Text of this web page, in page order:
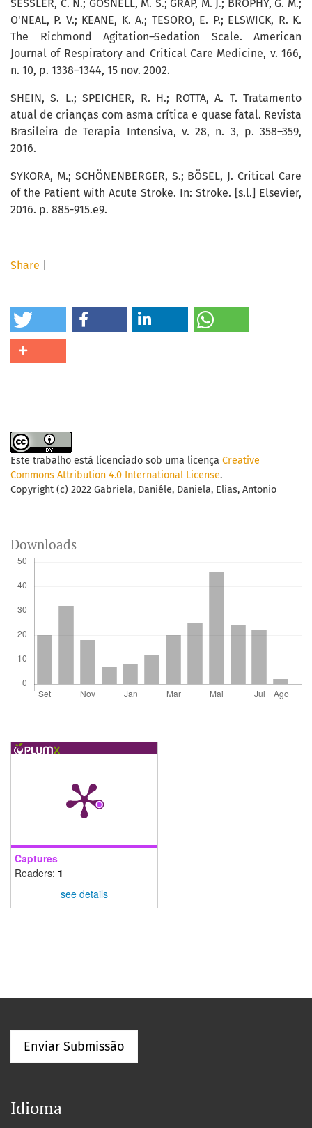
Share
SESSLER, C. N.; GOSNELL, M. S.; GRAP, M. J.; BROPHY, G. M.;
O'NEAL, P. V.; KEANE, K. A.; TESORO, E. P.; ELSWICK, R. K.
The Richmond Agitation–Sedation Scale. American
Journal of Respiratory and Critical Care Medicine, v. 166,
n. 10, p. 1338–1344, 15 nov. 2002.
SHEIN, S. L.; SPEICHER, R. H.; ROTTA, A. T. Tratamento
atual de crianças com asma crítica e quase fatal. Revista
Brasileira de Terapia Intensiva, v. 28, n. 3, p. 358–359,
2016.
SYKORA, M.; SCHÖNENBERGER, S.; BÖSEL, J. Critical Care
of the Patient with Acute Stroke. In: Stroke. [s.l.] Elsevier,
2016. p. 885-915.e9.
Este trabalho está licenciado sob uma licença Creative
Commons Attribution 4.0 International License.
Copyright (c) 2022 Gabriela, Daniéle, Daniela, Elias, Antonio
Downloads
Captures
Readers: 1
see details
Enviar Submissão
Idioma